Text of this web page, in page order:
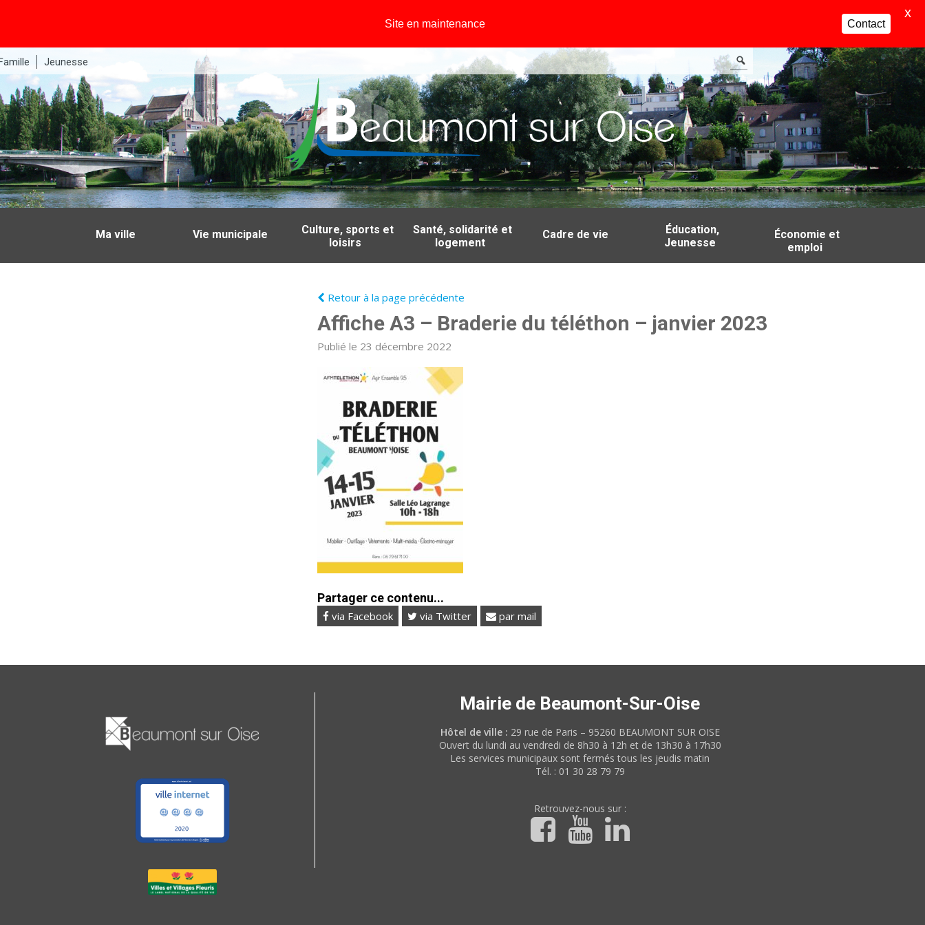
Jeunesse
Ma ville Vie municipale
Culture, sports et
loisirs
Santé, solidarité et
logement
Cadre de vie
Éducation,
Jeunesse
Économie et
emploi
Retour à la page précédente
Affiche A3 – Braderie du téléthon – janvier 2023
Publié le 23 décembre 2022
Partager ce contenu...
via Facebook via Twitter par mail
Mairie de Beaumont-Sur-Oise
Hôtel de ville : 29 rue de Paris – 95260 BEAUMONT SUR OISE
Ouvert du lundi au vendredi de 8h30 à 12h et de 13h30 à 17h30
Les services municipaux sont fermés tous les jeudis matin
Tél. : 01 30 28 79 79
Retrouvez-nous sur :
Site en maintenance Contact
X